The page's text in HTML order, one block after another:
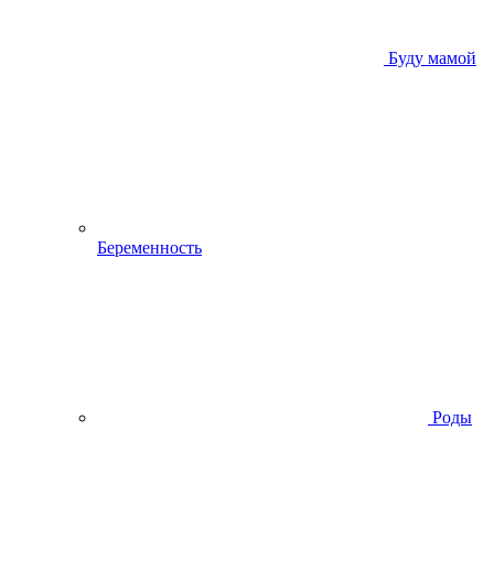
Буду мамой
Беременность
Роды